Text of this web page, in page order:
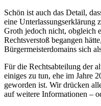
Schön ist auch das Detail,
eine Unterlassungserklärung
Groth jedoch nicht, obgleich
Rechtsverstoß begangen
Bürgermeisterdomains sich
Für die Rechtsabteilung der
einiges zu tun, ehe im Jahre
geworden ist. Wir drücken
auf weitere Informationen –